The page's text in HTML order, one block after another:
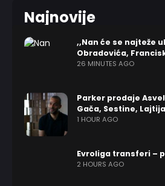
Najnovije
,,Nan će se najteže
Obradovića,
26 MINUTES AGO
Parker prodaje
Gača, Sestine,
1 HOUR AGO
Evroliga transferi –
2 HOURS AGO